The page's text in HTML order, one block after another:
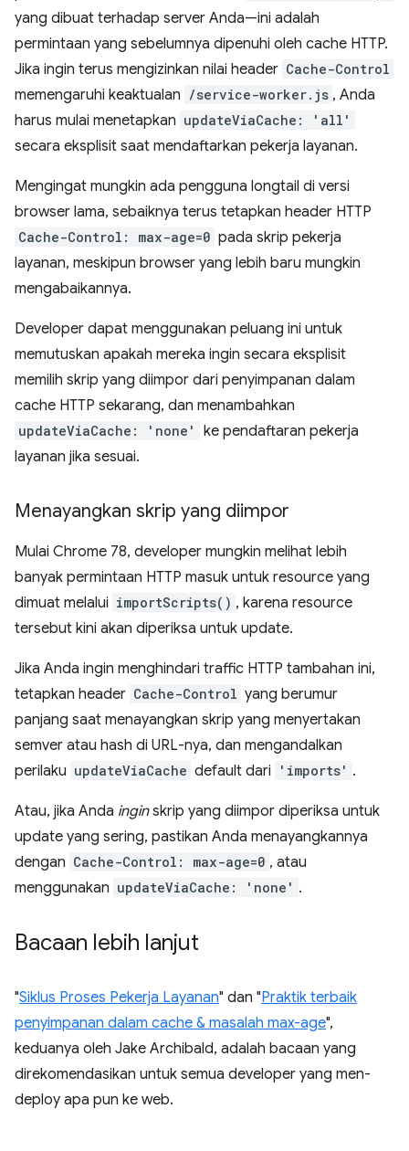
yang dibuat terhadap server Anda—ini adalah
permintaan yang sebelumnya dipenuhi oleh cache HTTP.
Jika ingin terus mengizinkan nilai header Cache-Control
memengaruhi keaktualan /service-worker.js , Anda
harus mulai menetapkan updateViaCache: 'all'
secara eksplisit saat mendaftarkan pekerja layanan.
Mengingat mungkin ada pengguna longtail di versi
browser lama, sebaiknya terus tetapkan header HTTP
Cache-Control: max-age=0 pada skrip pekerja
layanan, meskipun browser yang lebih baru mungkin
mengabaikannya.
Developer dapat menggunakan peluang ini untuk
memutuskan apakah mereka ingin secara eksplisit
memilih skrip yang diimpor dari penyimpanan dalam
cache HTTP sekarang, dan menambahkan
updateViaCache: 'none'
ke pendaftaran pekerja
layanan jika sesuai.
Menayangkan skrip yang diimpor
Mulai Chrome 78, developer mungkin melihat lebih
banyak permintaan HTTP masuk untuk resource yang
dimuat melalui importScripts() , karena resource
tersebut kini akan diperiksa untuk update.
Jika Anda ingin menghindari traffic HTTP tambahan ini,
tetapkan header Cache-Control yang berumur
panjang saat menayangkan skrip yang menyertakan
semver atau hash di URL-nya, dan mengandalkan
perilaku updateViaCache default dari 'imports' .
Atau, jika Anda inginskrip yang diimpor diperiksa untuk
update yang sering, pastikan Anda menayangkannya
dengan Cache-Control: max-age=0 , atau
menggunakan updateViaCache: 'none' .
Bacaan lebih lanjut
"Siklus Proses Pekerja Layanan" dan "Praktik terbaik
penyimpanan dalam cache & masalah max-age",
keduanya oleh Jake Archibald, adalah bacaan yang
direkomendasikan untuk semua developer yang men-
deploy apa pun ke web.